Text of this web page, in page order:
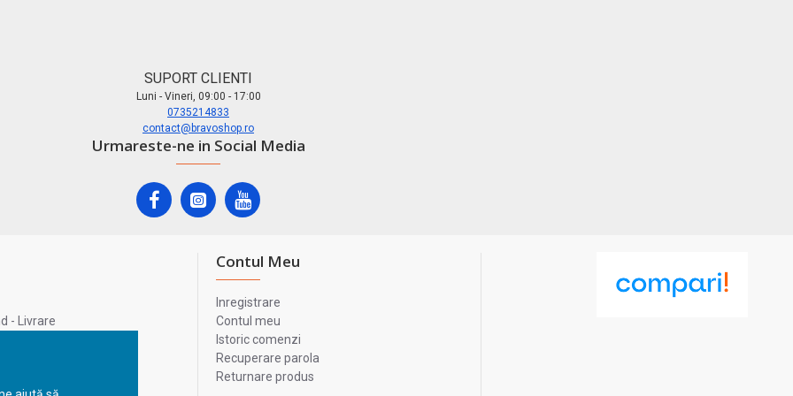
SUPORT CLIENTI
Luni - Vineri, 09:00 - 17:00
0735214833
contact@bravoshop.ro
Urmareste-ne in Social Media
- Livrare
Contul Meu
Inregistrare
Contul meu
Istoric comenzi
Recuperare parola
Returnare produs